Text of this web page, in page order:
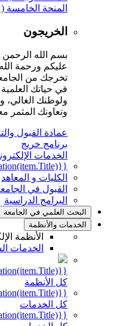
المنحة الخامسة
الخريجون
بسم الله الرحمن
عليكم ورحمة
تخرجك من
في حياتك
ولوطنك الغالي،
وتعاونك المثمر
عمادة القبول
برنامج خريج
الخدمات
{{mmc.getCurrentTranslation(item.Title)}}
الكليات و المعاهد
القبول في
البرامج الدراسية
البحث العلمي في الجامعة
الخدمات والأنظمة
الأنظمة
الخدمات
{{mmc.getCurrentTranslation(item.Title)}}
كل الأنظمة
{{mmc.getCurrentTranslation(item.Title)}}
كل الخدمات
{{mmc.getCurrentTranslation(item.Title)}}